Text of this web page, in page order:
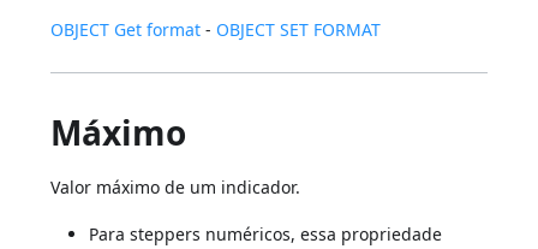
OBJECT Get format - OBJECT SET FORMAT
Máximo
Valor máximo de um indicador.
Para steppers numéricos, essa propriedade